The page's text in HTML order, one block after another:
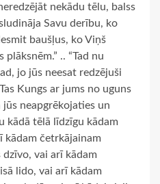
nekādu tēlu, balss
Savu derību, ko
baušļus, ko Viņš
.. “Tad nu
jo jūs neesat redzējuši
Kungs ar jums no uguns
jūs neapgrēkojaties un
kādā tēlā līdzīgu kādam
kādam četrkājainam
dzīvo, vai arī kādam
lido, vai arī kādam